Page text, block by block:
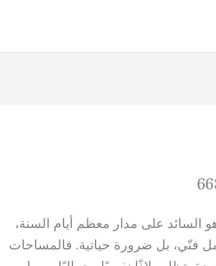
السائد على مدار معظم أيام السنة،
فنّي، بل ضرورة حياتية. فالمساحات